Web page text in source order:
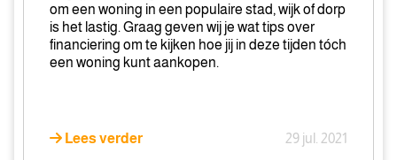
kopenom een woning in een populaire stad, wijk of dorp
is het lastig. Graag geven wij je wat tips over
financiering om te kijken hoe jij in deze tijden tóch
een woning kunt aankopen.
Lees verder 29 jul. 2021